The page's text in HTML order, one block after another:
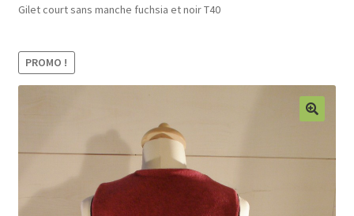
Boutique
Commande
Gilet court sans manche fuchsia et noir T40
PROMO !